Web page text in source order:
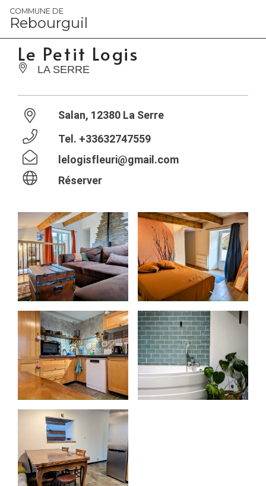
Panneau de gestion des cookies
COMMUNE DE
Rebourguil
Le Petit Logis
LA SERRE
Salan, 12380 La Serre
Tel. +33632747559
lelogisfleuri@gmail.com
Réserver